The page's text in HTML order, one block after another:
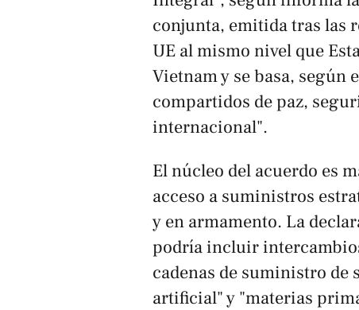
conjunta, emitida tras las
UE al mismo nivel que
Vietnam y se basa, según
compartidos de paz,
internacional".
El núcleo del acuerdo es
acceso a suministros
y en armamento. La
podría incluir
cadenas de suministro
artificial" y "materias